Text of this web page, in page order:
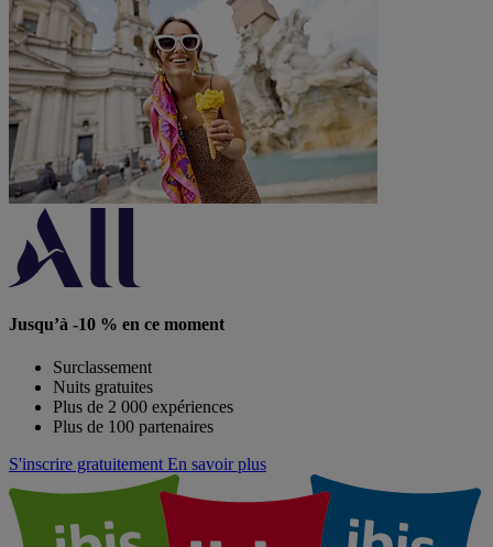
Jusqu’à -10 % en ce moment
Surclassement
Nuits gratuites
Plus de 2 000 expériences
Plus de 100 partenaires
S'inscrire gratuitement En savoir plus